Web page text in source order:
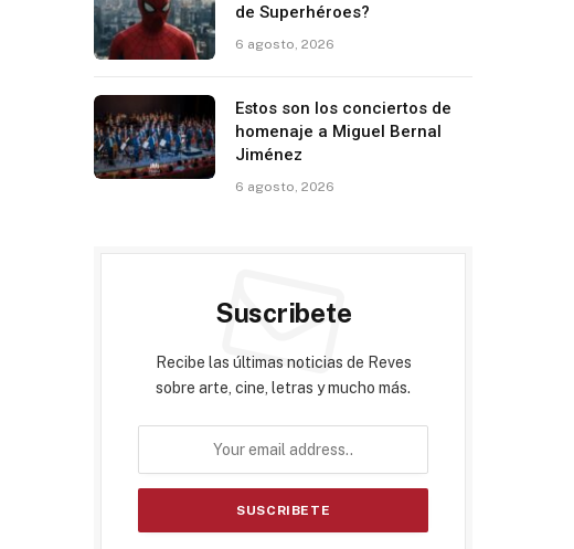
de Superhéroes?
6 agosto, 2026
Estos son los conciertos de
homenaje a Miguel Bernal
Jiménez
6 agosto, 2026
Suscribete
Recibe las últimas noticias de Reves
sobre arte, cine, letras y mucho más.